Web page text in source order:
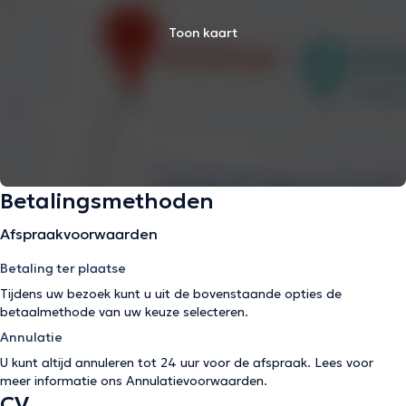
Toon kaart
Betalingsmethoden
Afspraakvoorwaarden
Betaling ter plaatse
Tijdens uw bezoek kunt u uit de bovenstaande opties de
betaalmethode van uw keuze selecteren.
Annulatie
U kunt altijd annuleren tot 24 uur voor de afspraak. Lees voor
meer informatie ons Annulatievoorwaarden.